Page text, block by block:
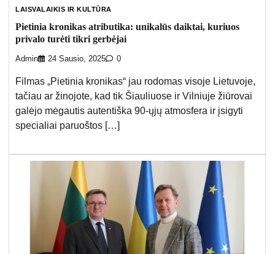
LAISVALAIKIS IR KULTŪRA
Pietinia kronikas atributika: unikalūs daiktai, kuriuos
privalo turėti tikri gerbėjai
Admin 24 Sausio, 2025 0
Filmas „Pietinia kronikas“ jau rodomas visoje Lietuvoje,
tačiau ar žinojote, kad tik Šiauliuose ir Vilniuje žiūrovai
galėjo mėgautis autentiška 90-ųjų atmosfera ir įsigyti
specialiai paruoštos […]